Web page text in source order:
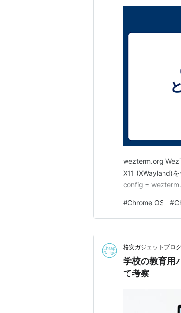
wezterm.org
X11 (XWayland)
config =
#Chrome OS #
格安ガジェットブログ
学校の教育用
て考察